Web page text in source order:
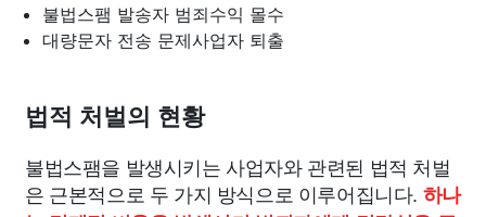
불법스팸 발송자 범죄수익 몰수
대량문자 전송 문제사업자 퇴출
법적 처벌의 현황
불법스팸을 발생시키는 사업자와 관련된 법적 처벌
은 근본적으로 두 가지 방식으로 이루어집니다. 하나